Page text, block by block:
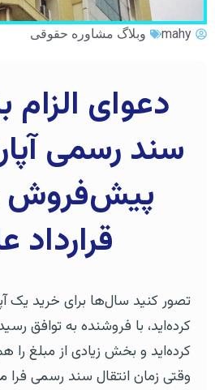
mahy وبلاگ مشاوره حقوقی
دعوای الزام
سند رسمی
پیش‌فروش
قرارداد
تصور کنید سال‌ها برای خرید یک
کرده‌اید، با فروشنده به توافق
کرده‌اید و بخش زیادی از مبلغ را
وقتی زمان انتقال سند رسمی فرا